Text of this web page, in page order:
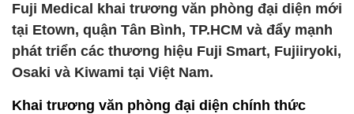
Fuji Medical khai trương văn phòng đại diện mới
tại Etown, quận Tân Bình, TP.HCM và đẩy mạnh
phát triển các thương hiệu Fuji Smart, Fujiiryoki,
Osaki và Kiwami tại Việt Nam.
Khai trương văn phòng đại diện chính thức